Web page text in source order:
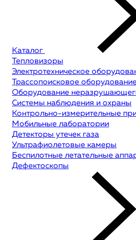
Каталог
Тепловизоры
Электротехническое
Трассопоисковое оборудование
Оборудование
Системы наблюдения и охраны
Контрольно-измерительные
Мобильные лаборатории
Детекторы утечек газа
Ультрафиолетовые камеры
Беспилотные летательные
Дефектоскопы